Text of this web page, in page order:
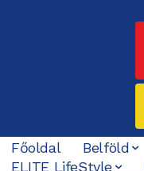
Főoldal Belföld
ELITE LifeStyle